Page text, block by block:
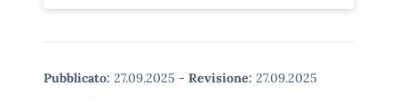
Pubblicato: 27.09.2025 - Revisione: 27.09.2025